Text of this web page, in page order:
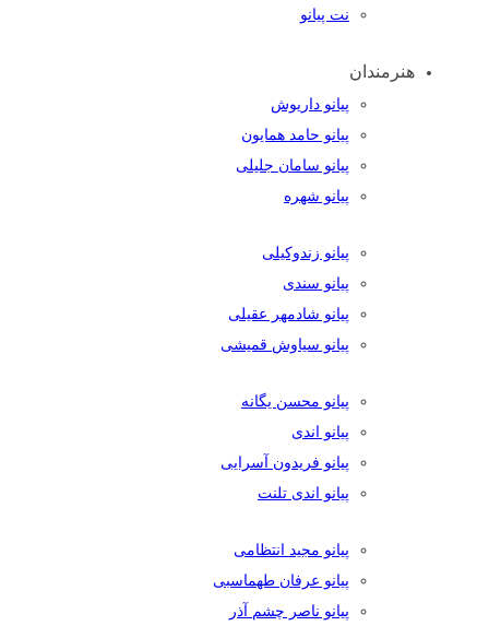
نت پیانو
هنرمندان
پیانو داریوش
پیانو حامد همایون
پیانو سامان جلیلی
پیانو شهره
پیانو زندوکیلی
پیانو سندی
پیانو شادمهر عقیلی
پیانو سیاوش قمیشی
پیانو محسن یگانه
پیانو اندی
پیانو فریدون آسرایی
پیانو اندی تلنت
پیانو مجید انتظامی
پیانو عرفان طهماسبی
پیانو ناصر چشم آذر